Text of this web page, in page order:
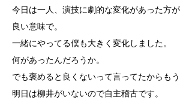
今日は一人、演技に劇的な変化があった方
良い意味で。
一緒にやってる僕も大きく変化しました。
何があったんだろうか。
でも褒めると良くないって言ってたからもう
明日は柳井がいないので自主稽古です。